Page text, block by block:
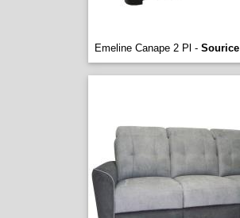
Emeline Canape 2 Pl - Sourice